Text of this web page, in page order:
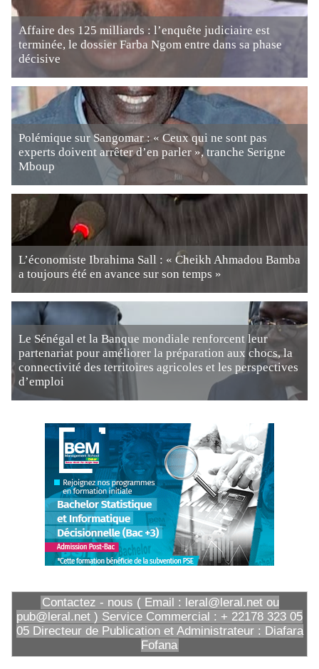
Affaire des 125 milliards : l’enquête judiciaire est
terminée, le dossier Farba Ngom entre dans sa phase
décisive
Polémique sur Sangomar : « Ceux qui ne sont pas
experts doivent arrêter d’en parler », tranche Serigne
Mboup
L’économiste Ibrahima Sall : « Cheikh Ahmadou Bamba
a toujours été en avance sur son temps »
Le Sénégal et la Banque mondiale renforcent leur
partenariat pour améliorer la préparation aux chocs, la
connectivité des territoires agricoles et les perspectives
d’emploi
Contactez - nous ( Email : leral@leral.net ou
pub@leral.net ) Service Commercial : + 22178 323 05
05 Directeur de Publication et Administrateur : Diafara
Fofana